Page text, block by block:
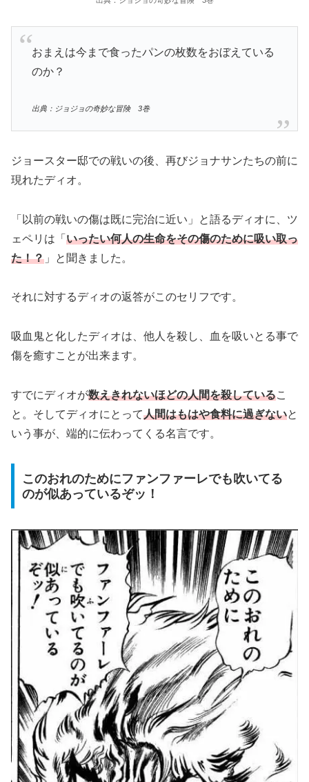
おまえは今まで食ったパンの枚数をおぼえている
のか？
出典：ジョジョの奇妙な冒険 3巻
ジョースター邸での戦いの後、再びジョナサンたちの前に
現れたディオ。
「以前の戦いの傷は既に完治に近い」と語るディオに、ツ
ェペリは「 いったい何人の生命をその傷のために吸い取っ
た！？ 」と聞きました。
それに対するディオの返答がこのセリフです。
吸血鬼と化したディオは、他人を殺し、血を吸いとる事で
傷を癒すことが出来ます。
すでにディオが数えきれないほどの人間を殺しているこ
と。そしてディオにとって人間はもはや食料に過ぎないと
いう事が、端的に伝わってくる名言です。
このおれのためにファンファーレでも吹いてる
のが似あっているぞッ！